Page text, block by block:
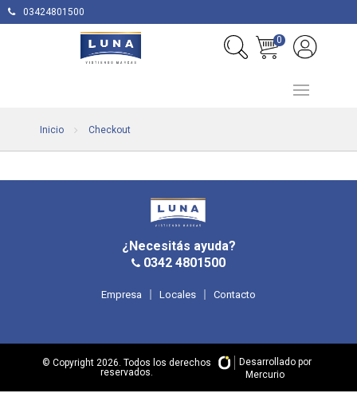
03424801500
0
Inicio Checkout
¿Necesitás ayuda?
0342 4801500
Empresa Locales Contacto
© Copyright 2026. Todos los derechos
reservados.
Desarrollado por
Mercurio